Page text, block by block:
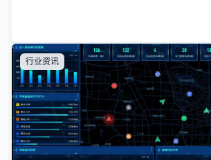
务上的持续领先，也标志着品牌在智慧交
行业资讯